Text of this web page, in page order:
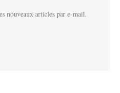
nouveaux articles par e-mail.